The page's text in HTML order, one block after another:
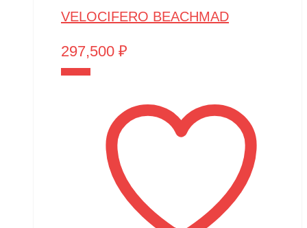
VELOCIFERO BEACHMAD
297,500 ₽